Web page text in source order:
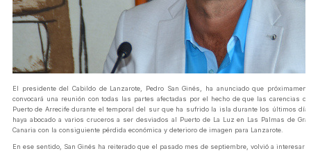
El presidente del Cabildo de Lanzarote, Pedro San Ginés, ha anunciado que
convocará una reunión con todas las partes afectadas por el hecho de que las carencias
Puerto de Arrecife durante el temporal del sur que ha sufrido la isla durante los últimos
haya abocado a varios cruceros a ser desviados al Puerto de La Luz en Las Palmas de
Canaria con la consiguiente pérdida económica y deterioro de imagen para Lanzarote.
En ese sentido, San Ginés ha reiterado que el pasado mes de septiembre, volvió a